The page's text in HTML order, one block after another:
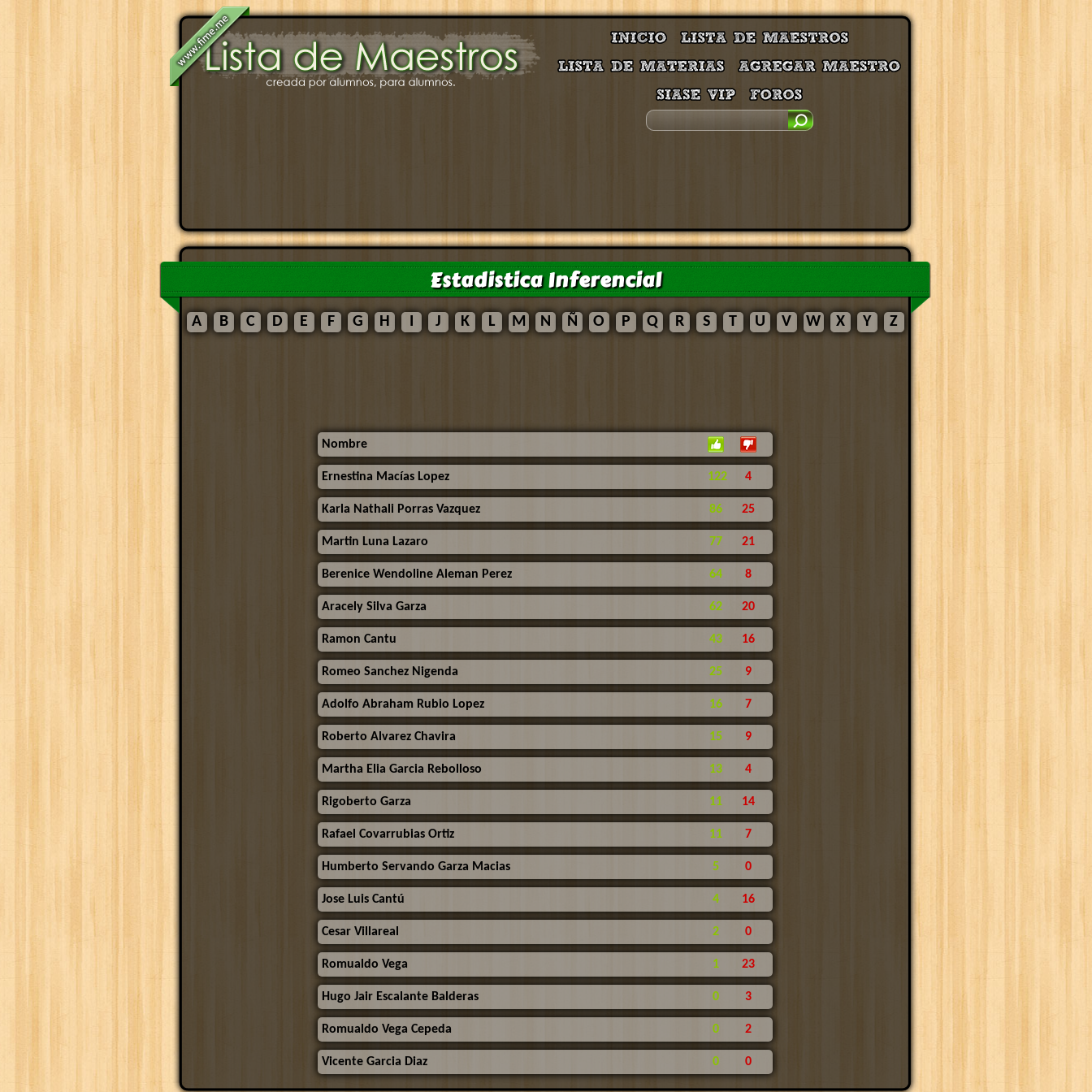
Estadistica Inferencial
A B C D E F G H I J K L M N Ñ O P Q R S T U V W X Y Z
Nombre
Ernestina Macías Lopez 4
122
Karla Nathali Porras Vazquez 25
86
Martin Luna Lazaro 21
77
Berenice Wendoline Aleman Perez 8
64
Aracely Silva Garza 20
62
Ramon Cantu 16
43
Romeo Sanchez Nigenda 9
25
Adolfo Abraham Rubio Lopez 7
16
Roberto Alvarez Chavira 9
15
Martha Elia Garcia Rebolloso 4
13
Rigoberto Garza 14
11
Rafael Covarrubias Ortiz 7
11
Humberto Servando Garza Macias 0
5
Jose Luis Cantú 16
4
Cesar Villareal 0
2
Romualdo Vega 23
1
Hugo Jair Escalante Balderas 3
0
Romualdo Vega Cepeda 2
0
Vicente Garcia Diaz 0
0